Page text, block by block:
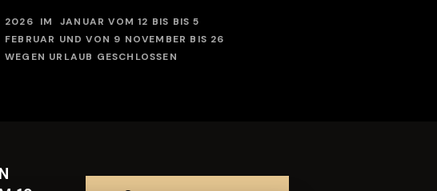
2026 IM JANUAR VOM 12 BIS BIS 5
FEBRUAR UND VON 9 NOVEMBER BIS 26
WEGEN URLAUB GESCHLOSSEN